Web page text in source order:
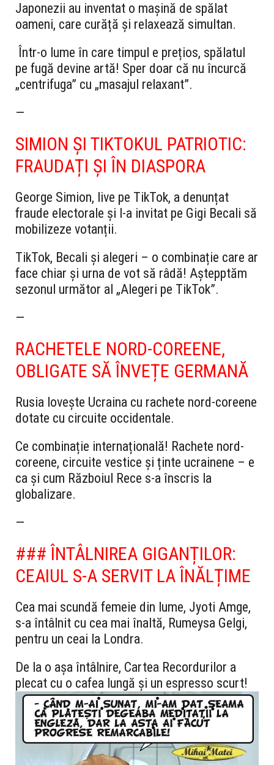
Japonezii au inventat o mașină de spălat
oameni, care curăță și relaxează simultan.
Într-o lume în care timpul e prețios, spălatul
pe fugă devine artă! Sper doar că nu încurcă
„centrifuga” cu „masajul relaxant”.
—
SIMION ȘI TIKTOKUL PATRIOTIC:
FRAUDAȚI ȘI ÎN DIASPORA
George Simion, live pe TikTok, a denunțat
fraude electorale și l-a invitat pe Gigi Becali să
mobilizeze votanții.
TikTok, Becali și alegeri – o combinație care ar
face chiar și urna de vot să râdă! Aștepptăm
sezonul următor al „Alegeri pe TikTok”.
—
RACHETELE NORD-COREENE,
OBLIGATE SĂ ÎNVEȚE GERMANĂ
Rusia lovește Ucraina cu rachete nord-coreene
dotate cu circuite occidentale.
Ce combinație internațională! Rachete nord-
coreene, circuite vestice și ținte ucrainene – e
ca și cum Războiul Rece s-a înscris la
globalizare.
—
### ÎNTÂLNIREA GIGANȚILOR:
CEAIUL S-A SERVIT LA ÎNĂLȚIME
Cea mai scundă femeie din lume, Jyoti Amge,
s-a întâlnit cu cea mai înaltă, Rumeysa Gelgi,
pentru un ceai la Londra.
De la o așa întâlnire, Cartea Recordurilor a
plecat cu o cafea lungă și un espresso scurt!